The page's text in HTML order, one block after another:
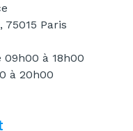
75015 Paris
à 18h00
à 20h00